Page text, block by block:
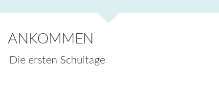
ANKOMMEN
Die ersten Schultage